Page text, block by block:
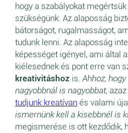
hogy a szabályokat
szükségünk. Az alaposság
bátorságot, rugalmasságot,
tudunk lenni. Az alaposság
képességet igényel, ami által
kiélesednek és pont erre van
kreativitáshoz is.Ahhoz,
nagyobbnál is nagyobbat,
tudjunk kreatívan és valami
ismernünk kell a kisebbnél is
megismerése is ott kezdődik,